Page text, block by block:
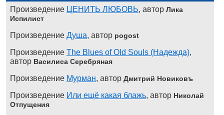
Произведение ЦЕНИТЬ ЛЮБОВЬ, автор Лика
Испилист
Произведение Душа, автор pogost
Произведение The Blues of Old Souls (Надежда),
автор Василиса Серебряная
Произведение Мурман, автор Дмитрий Новиковъ
Произведение Или ещё какая блажь, автор Николай
Отпущения